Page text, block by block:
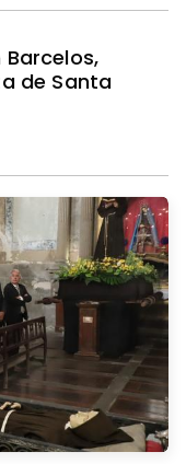
Barcelos,
de Santa